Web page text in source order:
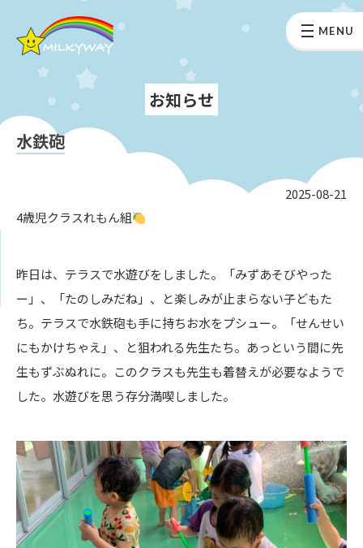
MENU
お知らせ
水鉄砲
2025-08-21
4歳児クラスれもん組
昨日は、テラスで水遊びをしました。「みずあそびやった
ー」、「たのしみだね」、と楽しみが止まらない子どもた
ち。テラスで水鉄砲も手に持ちお水をプシュー。「せんせい
にもかけちゃえ」、と狙われる先生たち。あっという間に先
生もずぶぬれに。このクラスも先生も着替えが必要なようで
した。水遊びを思う存分満喫しました。